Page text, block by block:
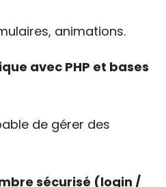
animations.
avec PHP et bases
de gérer des
sécurisé (login /